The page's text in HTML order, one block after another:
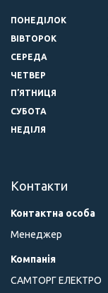
ПОНЕДІЛОК
ВІВТОРОК
СЕРЕДА
ЧЕТВЕР
ПʼЯТНИЦЯ
СУБОТА
НЕДІЛЯ
Контакти
Менеджер
САМТОРГ ЕЛЕКТРО